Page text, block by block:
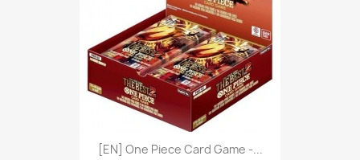
[EN] One Piece Card Game -...